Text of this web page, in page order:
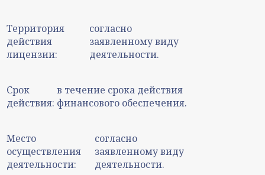
Территория
действия
лицензии:
согласно
заявленному виду
деятельности.
Срок
действия:
в течение срока действия
финансового обеспечения.
Место
осуществления
деятельности:
согласно
заявленному виду
деятельности.